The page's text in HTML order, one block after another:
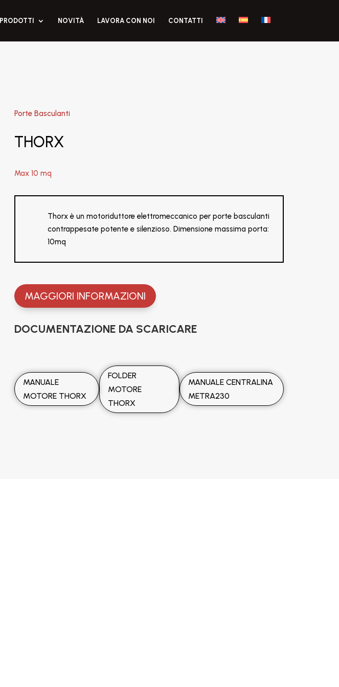
PRODOTTI NOVITÀ LAVORA CON NOI CONTATTI
Porte Basculanti
THORX
Max 10 mq
Thorx è un motoriduttore elettromeccanico per porte basculanti
contrappesate potente e silenzioso. Dimensione massima porta:
10mq
MAGGIORI INFORMAZIONI
DOCUMENTAZIONE DA SCARICARE
MANUALE
MOTORE THORX
FOLDER
MOTORE
THORX
MANUALE CENTRALINA
METRA230